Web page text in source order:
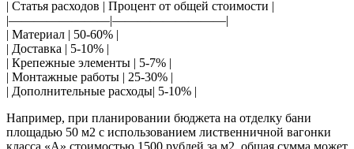
| Статья расходов | Процент от общей стоимости |
|————————|—————————|
| Материал | 50-60% |
| Доставка | 5-10% |
| Крепежные элементы | 5-7% |
| Монтажные работы | 25-30% |
| Дополнительные расходы| 5-10% |
Например, при планировании бюджета на отделку бани
площадью 50 м2 с использованием лиственничной вагонки
класса «А» стоимостью 1500 рублей за м2, общая сумма может